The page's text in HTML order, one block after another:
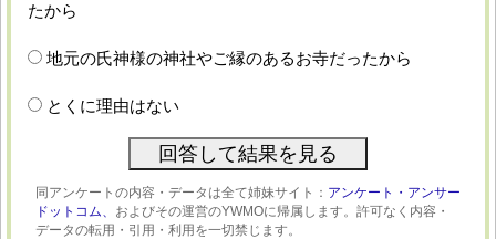
たから
地元の氏神様の神社やご縁のあるお寺だったから
とくに理由はない
同アンケートの内容・データは全て姉妹サイト： アンケート・アンサー
ドットコム、 およびその運営のYWMOに帰属します。許可なく内容・
データの転用・引用・利用を一切禁じます。